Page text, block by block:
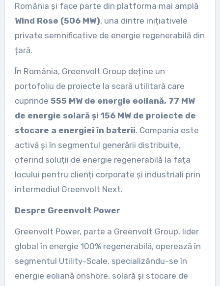
România și face parte din platforma mai amplă
Wind Rose (506 MW), una dintre inițiativele
private semnificative de energie regenerabilă din
țară.
În România, Greenvolt Group deține un
portofoliu de proiecte la scară utilitară care
cuprinde 555 MW de energie eoliană, 77 MW
de energie solară și 156 MW de proiecte de
stocare a energiei în baterii. Compania este
activă și în segmentul generării distribuite,
oferind soluții de energie regenerabilă la fața
locului pentru clienți corporate și industriali prin
intermediul Greenvolt Next.
Despre Greenvolt Power
Greenvolt Power, parte a Greenvolt Group, lider
global în energie 100% regenerabilă, operează în
segmentul Utility-Scale, specializându-se în
energie eoliană onshore, solară și stocare de